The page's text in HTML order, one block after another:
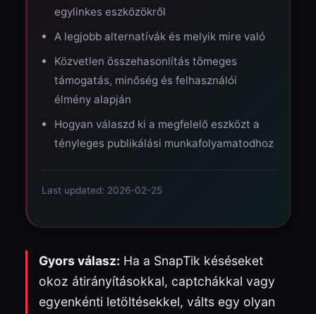
egylinkes eszközökről
A legjobb alternatívák és melyik mire való
Közvetlen összehasonlítás tömeges
támogatás, minőség és felhasználói
élmény alapján
Hogyan válaszd ki a megfelelő eszközt a
tényleges publikálási munkafolyamatodhoz
Last updated: 2026-02-25
Gyors válasz: Ha a SnapTik késéseket
okoz átirányításokkal, captchákkal vagy
egyenkénti letöltésekkel, válts egy olyan